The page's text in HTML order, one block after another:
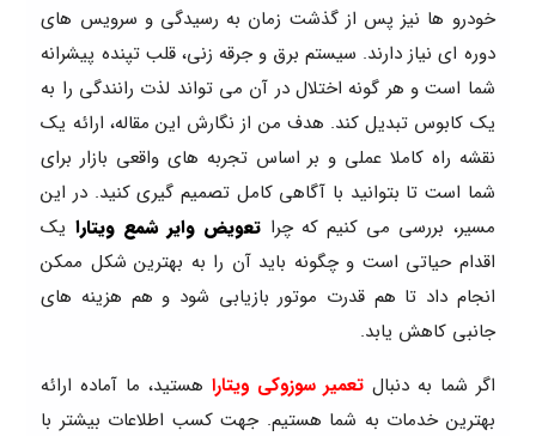
خودرو ها نیز پس از گذشت زمان به رسیدگی و سرویس های
دوره ای نیاز دارند. سیستم برق و جرقه زنی، قلب تپنده پیشرانه
شما است و هر گونه اختلال در آن می تواند لذت رانندگی را به
یک کابوس تبدیل کند. هدف من از نگارش این مقاله، ارائه یک
نقشه راه کاملا عملی و بر اساس تجربه های واقعی بازار برای
شما است تا بتوانید با آگاهی کامل تصمیم گیری کنید. در این
مسیر، بررسی می کنیم که چرا تعویض وایر شمع ویتارا یک
اقدام حیاتی است و چگونه باید آن را به بهترین شکل ممکن
انجام داد تا هم قدرت موتور بازیابی شود و هم هزینه های
جانبی کاهش یابد.
اگر شما به دنبال تعمیر سوزوکی ویتارا هستید، ما آماده ارائه
بهترین خدمات به شما هستیم. جهت کسب اطلاعات بیشتر با